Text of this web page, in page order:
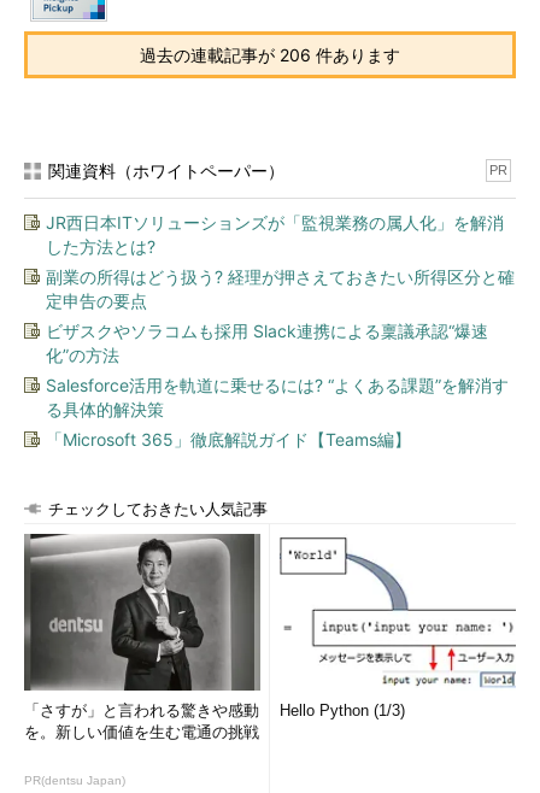
過去の連載記事が 206 件あります
関連資料（ホワイトペーパー） PR
JR西日本ITソリューションズが「監視業務の属人化」を解消
した方法とは?
副業の所得はどう扱う? 経理が押さえておきたい所得区分と確
定申告の要点
ビザスクやソラコムも採用 Slack連携による稟議承認“爆速
化”の方法
Salesforce活用を軌道に乗せるには? “よくある課題”を解消す
る具体的解決策
「Microsoft 365」徹底解説ガイド【Teams編】
チェックしておきたい人気記事
「さすが」と言われる驚きや感動
を。新しい価値を生む電通の挑戦
PR(dentsu Japan)
Hello Python (1/3)